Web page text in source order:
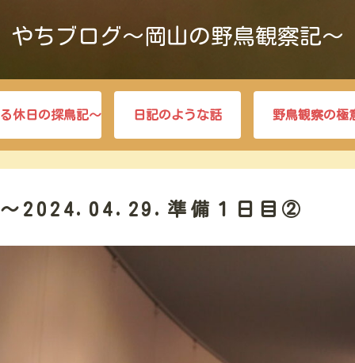
やちブログ～岡山の野鳥観察記～
休日の探鳥記～ 日記のような話 野鳥観察の極
～2024.04.29.準備１日目②